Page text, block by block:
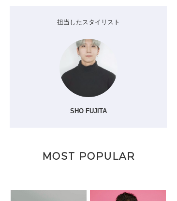
担当したスタイリスト
SHO FUJITA
MOST POPULAR